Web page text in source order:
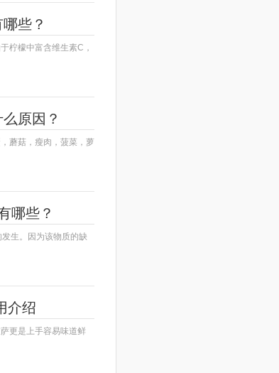
些？
柠檬中富含维生素C，
原因？
蘑菇，瘦肉，菠菜，萝
哪些？
生。因为该物质的缺
介绍
更是上手容易味道鲜